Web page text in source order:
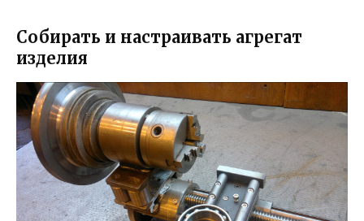
Собирать и настраивать агрегат
изделия